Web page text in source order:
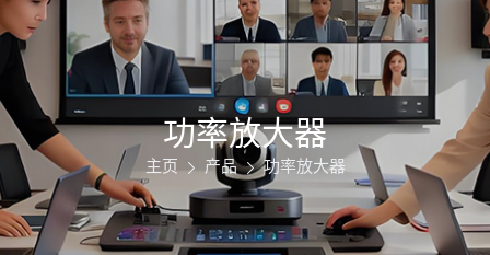
功率放大器
主页 产品 功率放大器